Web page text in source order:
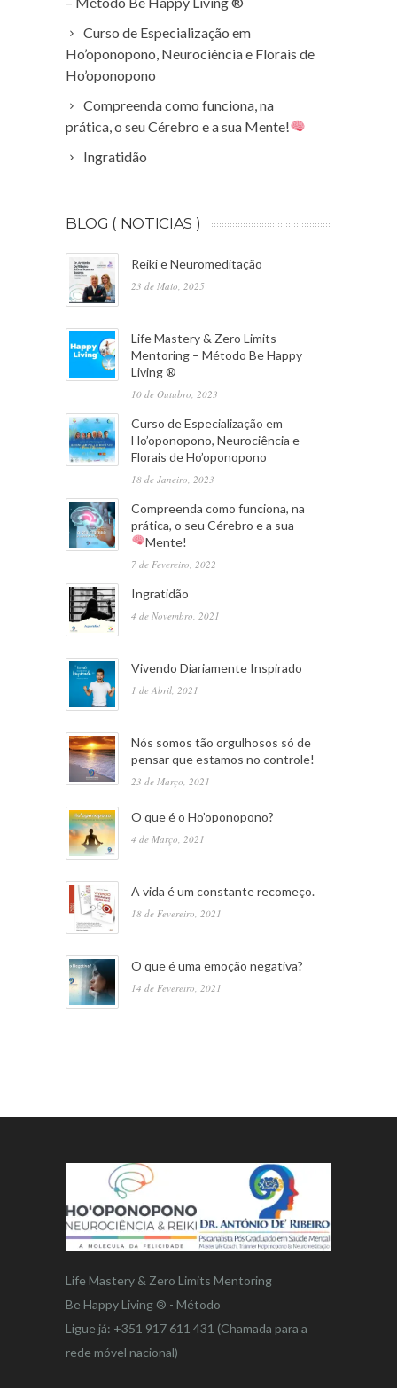
Curso de Especialização em
Ho’oponopono, Neurociência e Florais de
Ho’oponopono
Compreenda como funciona, na
prática, o seu Cérebro e a sua Mente!
Ingratidão
BLOG ( NOTICIAS )
Reiki e Neuromeditação
23 de Maio, 2025
Life Mastery & Zero Limits
Mentoring – Método Be Happy
Living ®
10 de Outubro, 2023
Curso de Especialização em
Ho’oponopono, Neurociência e
Florais de Ho’oponopono
18 de Janeiro, 2023
Compreenda como funciona, na
prática, o seu Cérebro e a sua
Mente!
7 de Fevereiro, 2022
Ingratidão
4 de Novembro, 2021
Vivendo Diariamente Inspirado
1 de Abril, 2021
Nós somos tão orgulhosos só de
pensar que estamos no controle!
23 de Março, 2021
O que é o Ho’oponopono?
4 de Março, 2021
A vida é um constante recomeço.
18 de Fevereiro, 2021
O que é uma emoção negativa?
14 de Fevereiro, 2021
Life Mastery & Zero Limits Mentoring
Be Happy Living ® - Método
Ligue já: +351 917 611 431 (Chamada para a
rede móvel nacional)